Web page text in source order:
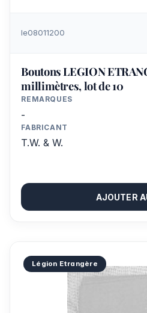
le08011200
Boutons LEGION
millimètres, lot de 10
REMARQUES
-
FABRICANT
T.W. & W.
AJOUTER
Légion Etrangère